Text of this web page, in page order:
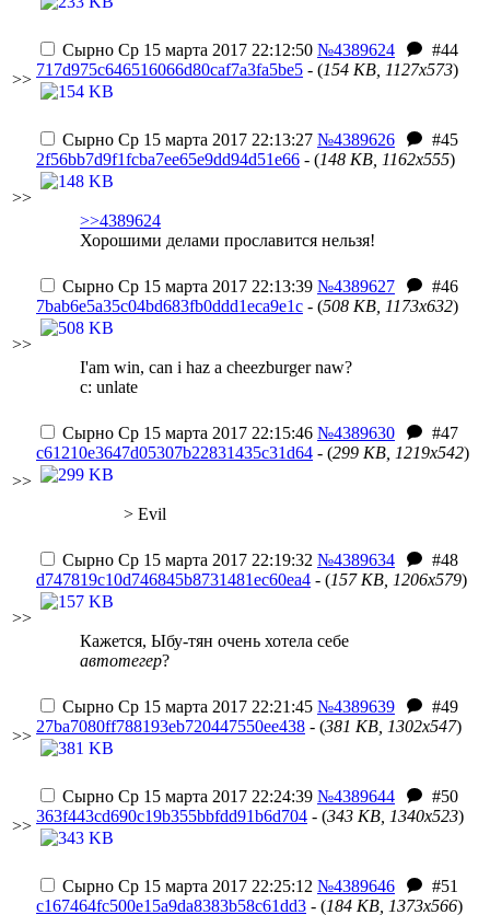
>>
Сырно Ср 15 марта 2017 22:12:50 №4389624
#44
717d975c646516066d80caf7a3fa5be5 - (154 KB, 1127x573)
>>
Сырно Ср 15 марта 2017 22:13:27 №4389626
#45
2f56bb7d9f1fcba7ee65e9dd94d51e66 - (148 KB, 1162x555)
>>4389624
Хорошими делами прославится нельзя!
>>
Сырно Ср 15 марта 2017 22:13:39 №4389627
#46
7bab6e5a35c04bd683fb0ddd1eca9e1c - (508 KB, 1173x632)
I'am win, can i haz a cheezburger naw?
c: unlate
>>
Сырно Ср 15 марта 2017 22:15:46 №4389630
#47
c61210e3647d05307b22831435c31d64 - (299 KB, 1219x542)
> Evil
>>
Сырно Ср 15 марта 2017 22:19:32 №4389634
#48
d747819c10d746845b8731481ec60ea4 - (157 KB, 1206x579)
Кажется, Ыбу-тян очень хотела себе
автотегер?
>>
Сырно Ср 15 марта 2017 22:21:45 №4389639
#49
27ba7080ff788193eb720447550ee438 - (381 KB, 1302x547)
>>
Сырно Ср 15 марта 2017 22:24:39 №4389644
#50
363f443cd690c19b355bbfdd91b6d704 - (343 KB, 1340x523)
Сырно Ср 15 марта 2017 22:25:12 №4389646
#51
c167464fc500e15a9da8383b58c61dd3 - (184 KB, 1373x566)